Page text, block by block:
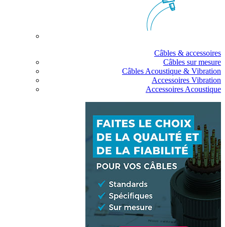
Câbles & accessoires
Câbles sur mesure
Câbles Acoustique & Vibration
Accessoires Vibration
Accessoires Acoustique